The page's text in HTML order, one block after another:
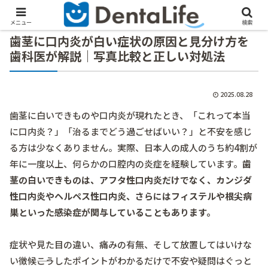
歯茎に口内炎が白い症状の原因と見分け方を
歯科医が解説｜写真比較と正しい対処法
2025.08.28
歯茎に白いできものや口内炎が現れたとき、「これって本当
に口内炎？」「治るまでどう過ごせばいい？」と不安を感じ
る方は少なくありません。実際、日本人の成人のうち約4割が
年に一度以上、何らかの口腔内の炎症を経験しています。 歯
茎の白いできものは、アフタ性口内炎だけでなく、カンジダ
性口内炎やヘルペス性口内炎、さらにはフィステルや根尖病
巣といった感染症が関与していることもあります。
症状や見た目の違い、痛みの有無、そして放置してはいけな
い徴候――こうしたポイントがわかるだけで不安や疑問はぐっと
メニュー 検索